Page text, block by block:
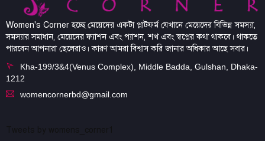
Women's Corner হচ্ছে মেয়েদের একটা প্লাটফর্ম যেখানে মেয়েদের বিভিন্ন সমস্যা,
সমস্যার সমাধান, মেয়েদের ফ্যাশন এবং প্যাশন, শখ এবং স্বপ্নের কথা থাকবে। থাকতে
পারবেন আপনারা ছেলেরাও। কারণ আমরা বিশ্বাস করি জানার অধিকার আছে সবার।
Kha-199/3&4(Venus Complex), Middle Badda, Gulshan, Dhaka-
1212
womencornerbd@gmail.com